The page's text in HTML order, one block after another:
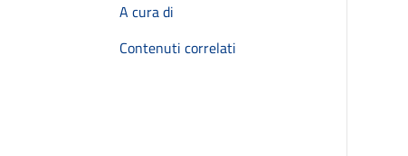
A cura di
Contenuti correlati